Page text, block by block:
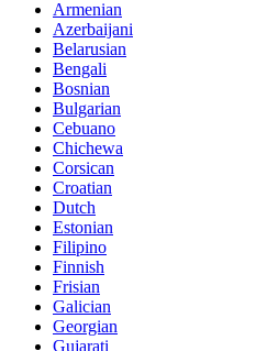
Armenian
Azerbaijani
Belarusian
Bengali
Bosnian
Bulgarian
Cebuano
Chichewa
Corsican
Croatian
Dutch
Estonian
Filipino
Finnish
Frisian
Galician
Georgian
Gujarati